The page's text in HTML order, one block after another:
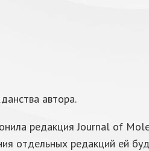
автора.
редакция Journal of
отдельных редакций ей